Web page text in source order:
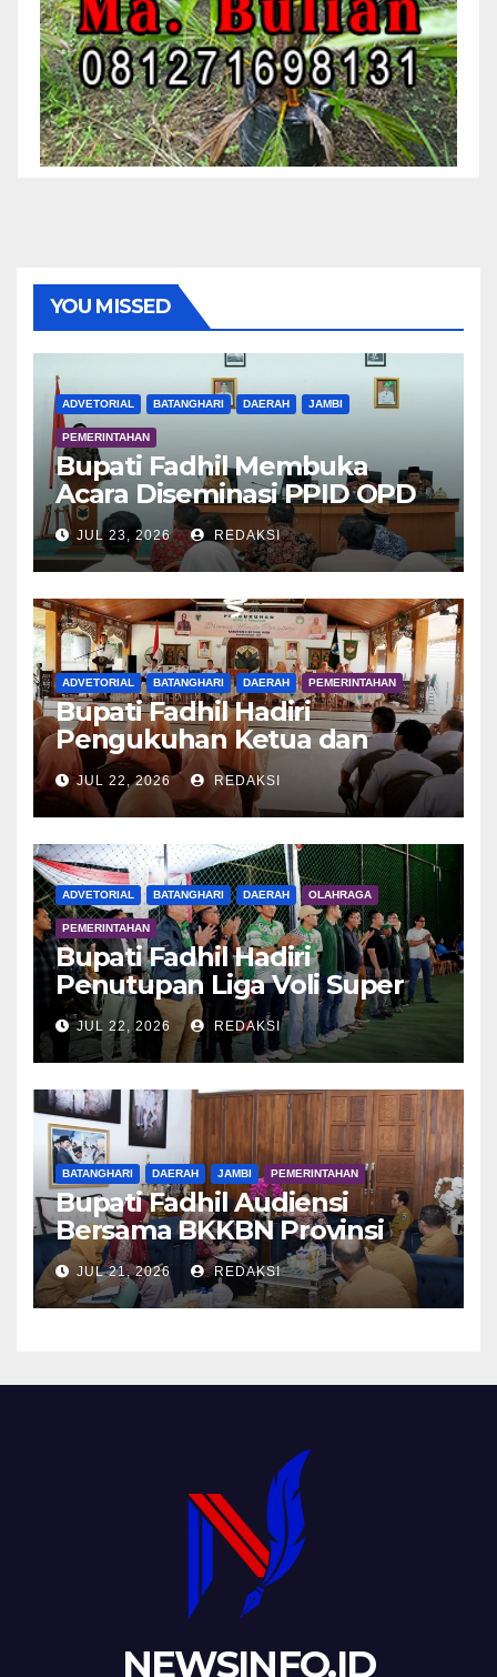
YOU MISSED
ADVETORIAL BATANGHARI DAERAH JAMBI
PEMERINTAHAN
Bupati Fadhil Membuka
Acara Diseminasi PPID OPD
Dalam Rangka E-Monev
JUL 23, 2026 REDAKSI
ADVETORIAL BATANGHARI DAERAH PEMERINTAHAN
Bupati Fadhil Hadiri
Pengukuhan Ketua dan
Pengurus DWP Batang Hari
2026
JUL 22, 2026 REDAKSI
ADVETORIAL BATANGHARI DAERAH OLAHRAGA
PEMERINTAHAN
Bupati Fadhil Hadiri
Penutupan Liga Voli Super
Tangguh 2026
JUL 22, 2026 REDAKSI
BATANGHARI DAERAH JAMBI PEMERINTAHAN
Bupati Fadhil Audiensi
Bersama BKKBN Provinsi
Jambi
JUL 21, 2026 REDAKSI
NEWSINFO.ID